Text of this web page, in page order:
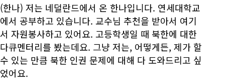
(한나) 저는 네덜란드에서 온 한나입니다. 연세대학교
에서 공부하고 있습니다. 교수님 추천을 받아서 여기
서 자원봉사하고 있어요. 고등학생일 때 북한에 대한
다큐멘터리를 봤는데요. 그냥 저는, 어떻게든, 제가 할
수 있는 만큼 북한 인권 문제에 대해 다 도와드리고 싶
었어요.